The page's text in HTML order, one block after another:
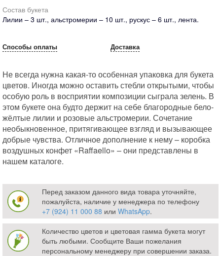
Состав букета
Лилии – 3 шт., альстромерии – 10 шт., рускус – 6 шт., лента.
Способы оплаты Доставка
Не всегда нужна какая-то особенная упаковка для букета
цветов. Иногда можно оставить стебли открытыми, чтобы
особую роль в восприятии композиции сыграла зелень. В
этом букете она будто держит на себе благородные бело-
жёлтые лилии и розовые альстромерии. Сочетание
необыкновенное, притягивающее взгляд и вызывающее
добрые чувства. Отличное дополнение к нему – коробка
воздушных конфет «Raffaello» – они представлены в
нашем каталоге.
Перед заказом данного вида товара уточняйте,
пожалуйста, наличие у менеджера по телефону
+7 (924) 11 000 88 или WhatsApp.
Количество цветов и цветовая гамма букета могут
быть любыми. Сообщите Ваши пожелания
персональному менеджеру при совершении заказа.